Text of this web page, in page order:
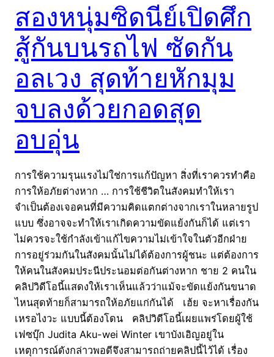
สองหนุ่มซิดนีย์เปิดศึก
สู้กันบนรถไฟ ซัดกัน
อลเวง สุดท้ายหักมุม
จบลงด้วยกอดสุด
อบอุ่น
การใช้ความรุนแรงไม่ใช่การแก้ปัญหา สิ่งที่เราควรทำคือ
การให้อภัยต่างหาก … การใช้ชีวิตในสังคมทำให้เรา
จำเป็นต้องเจอคนที่มีความคิดแตกต่างจากเราในหลายรูป
แบบ ซึ่งอาจจะทำให้เราเกิดความขัดแย้งกันก็ได้ แต่เรา
ไม่ควรจะใช้กำลังเข้าแก้ไขความไม่เข้าใจในตัวอีกฝ่าย
การอยู่ร่วมกันในสังคมนั้นไม่ได้ต้องการผู้ชนะ แต่ต้องการ
ให้คนในสังคมประนีประนอมต่อกันต่างหาก ชาย 2 คนใน
คลิปวิดีโอนี้แสดงให้เราเห็นแล้วว่าแม้จะขัดแย้งกันขนาด
ไหนสุดท้ายก็สามารถให้อภัยแก่กันได้ เฮ้ย จะหาเรื่องกัน
เหรอไงวะ แบบนี้ต้องโดน คลิปวิดีโอนี้เผยแพร่โดยผู้ใช้
เฟซบุ๊ก Judita Aku-wei Winter เขาบังเอิญอยู่ใน
เหตุการณ์ดังกล่าวพอดีจึงสามารถถ่ายคลิปนี้ไว้ได้ เรื่อง